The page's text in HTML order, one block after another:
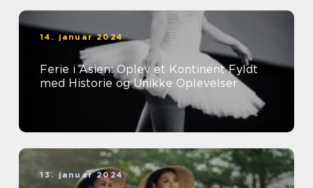
14. januar 2024
Ferie i Asien: Oplev et Kontinent Fyldt
med Historie og Unikke Oplevelser
13. januar 2024